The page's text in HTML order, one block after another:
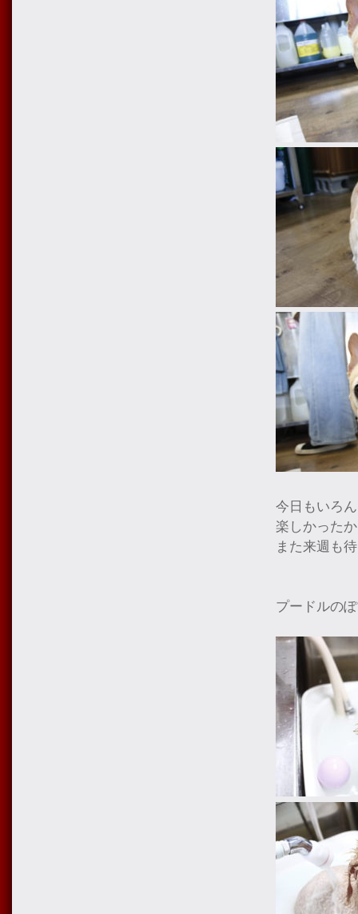
今日もいろ
楽しかった
また来週も
プードルの